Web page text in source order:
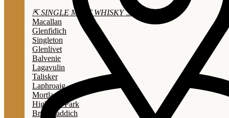
⇱ SINGLE MALT WHISKY ⇲
Macallan
Glenfidich
Singleton
Glenlivet
Balvenie
Lagavulin
Talisker
Laphroaig
Mortlach
Highland Park
Bruichladdich